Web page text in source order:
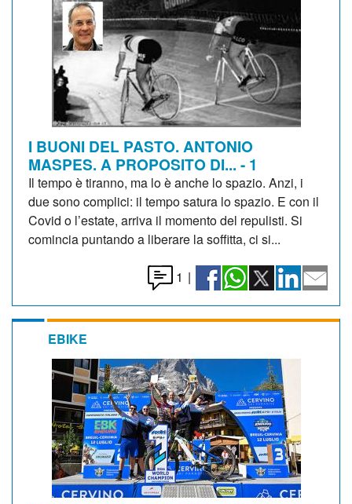
I BUONI DEL PASTO. ANTONIO
MASPES. A PROPOSITO DI... - 1
Il tempo è tiranno, ma lo è anche lo spazio. Anzi, i
due sono complici: il tempo satura lo spazio. E con il
Covid o l’estate, arriva il momento del repulisti. Si
comincia puntando a liberare la soffitta, ci si...
1 |
EBIKE